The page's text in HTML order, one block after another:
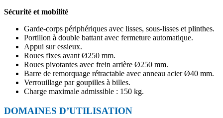
Sécurité et mobilité
Garde-corps périphériques avec lisses, sous-lisses et plinthes.
Portillon à double battant avec fermeture automatique.
Appui sur essieux.
Roues fixes avant Ø250 mm.
Roues pivotantes avec frein arrière Ø250 mm.
Barre de remorquage rétractable avec anneau acier Ø40 mm.
Verrouillage par goupilles à billes.
Charge maximale admissible : 150 kg.
DOMAINES D’UTILISATION